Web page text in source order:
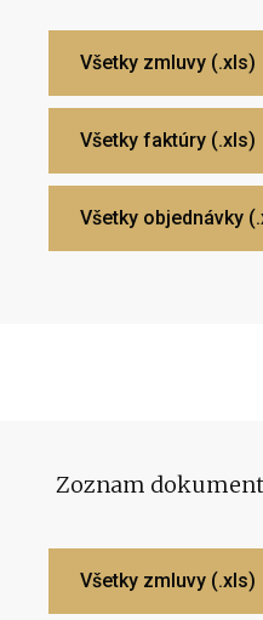
Všetky zmluvy (.xls)
Všetky faktúry (.xls)
Všetky objednávky
Zoznam
Všetky zmluvy (.xls)